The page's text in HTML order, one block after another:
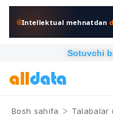
Intellektual mehnatdan
Sotuvchi
Bosh sahifa > Talabalar